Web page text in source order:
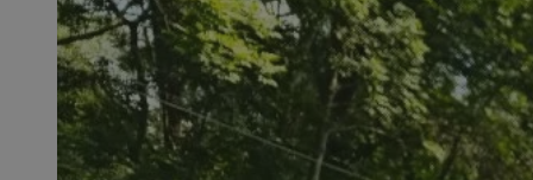
SessID
QeSessID
MvSessID
msToken